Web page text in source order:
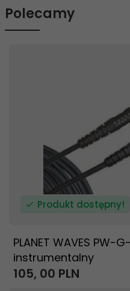
Polecamy
Produkt dostępny!
PLANET WAVES PW-
instrumentalny
105, 00 PLN